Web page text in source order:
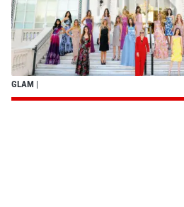
GLAM |